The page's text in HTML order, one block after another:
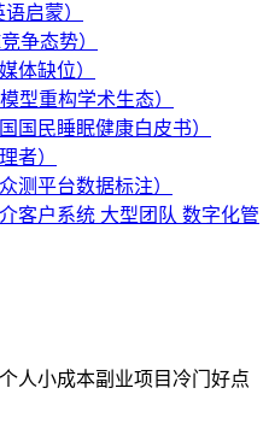
启蒙）
争态势）
体缺位）
型重构学术生态）
国民睡眠健康白皮书）
者）
测平台数据标注）
客户系统 大型团队 数字化管
人小成本副业项目冷门好点